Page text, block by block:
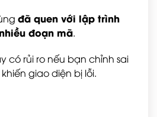
đã quen với lập trình
đoạn mã.
có rủi ro nếu bạn chỉnh sai
giao diện bị lỗi.